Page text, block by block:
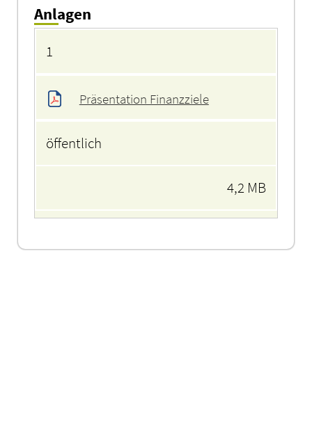
Anlagen
1
Präsentation Finanzziele
öffentlich
4,2 MB